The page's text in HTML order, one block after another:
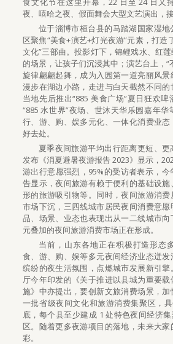
夜、嘻哈之夜、假面舞会大型文艺演出，
位于淄博市桓台县的马踏湖国家湿
区聚焦“美食+演艺+灯光夜游”元素，打造
文化”三部曲。投影灯下，锦鲤戏水、红
的场景，让孩子们沉浸其中；演艺台上，“
旋律翩翩起舞，成为入园第一道亮丽风
漫步在湖边小路，走进与白天截然不同的
当地先后推出“885 美食广场”夏日狂欢啤
“885 水世界”夜场、世沐天华乐园嘉年华
行、游、购、娱多元化、一体化消费业
好去处。
夏季夜间旅游平均出行距离更短、
发布《消夏避暑夜游报告 2023》显示，
游出行意愿强烈，95%的受访者表示，
告显示，夜间旅游有赖于便利的基础设
形的旅游吸引物等。同时，夜间旅游消
市场下沉，三四线城市居民夜间消费意
品、场景、业态也表现出从一二线城市
元叠加的夜间旅游消费市场正在形成。
当前，山东各地正在积极打造形态
食、游、购、娱等多元夜间经济业态迸
缤纷的夜生活氛围，点燃城市发展新引
厅今年印发的《关于推进以县城为重要
施》中亦提出，要创新文旅消费场景，
一批省级夜间文化和旅游消费集聚区，
底，每个县至少建成 1 处特色夜间经济
区。随着更多夜游项目的落地，未来大
彩。